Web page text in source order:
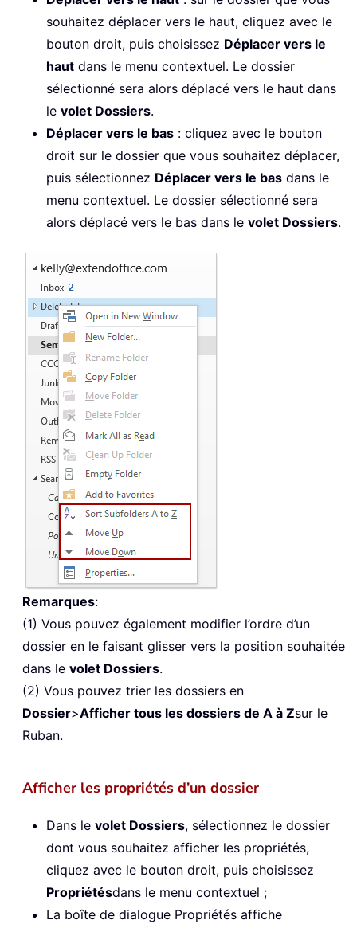
souhaitez déplacer vers le haut, cliquez avec le
bouton droit, puis choisissez Déplacer vers le
haut dans le menu contextuel. Le dossier
sélectionné sera alors déplacé vers le haut dans
le volet Dossiers.
Déplacer vers le bas : cliquez avec le bouton
droit sur le dossier que vous souhaitez déplacer,
puis sélectionnez Déplacer vers le bas dans le
menu contextuel. Le dossier sélectionné sera
alors déplacé vers le bas dans le volet Dossiers.
Remarques:
(1) Vous pouvez également modifier l’ordre d’un
dossier en le faisant glisser vers la position souhaitée
dans le volet Dossiers.
(2) Vous pouvez trier les dossiers en
Dossier>Afficher tous les dossiers de A à Zsur le
Ruban.
Afficher les propriétés d’un dossier
Dans le volet Dossiers, sélectionnez le dossier
dont vous souhaitez afficher les propriétés,
cliquez avec le bouton droit, puis choisissez
Propriétésdans le menu contextuel ;
La boîte de dialogue Propriétés affiche